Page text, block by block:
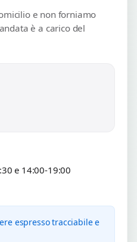
e non forniamo
è a carico del
e 14:00-19:00
espresso tracciabile e